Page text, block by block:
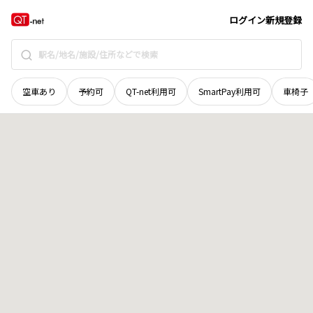
ログイン新規登録
空車あり 予約可 QT-net利用可 SmartPay利用可 車椅子
鳥取県